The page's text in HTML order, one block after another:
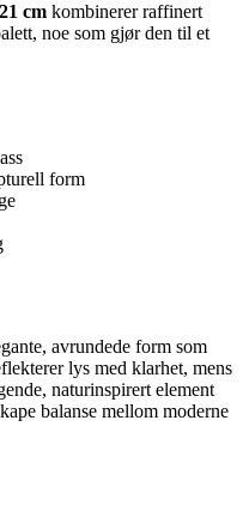
cm kombinerer raffinert
noe som gjør den til et
form
avrundede form som
lys med klarhet, mens
naturinspirert element
balanse mellom moderne